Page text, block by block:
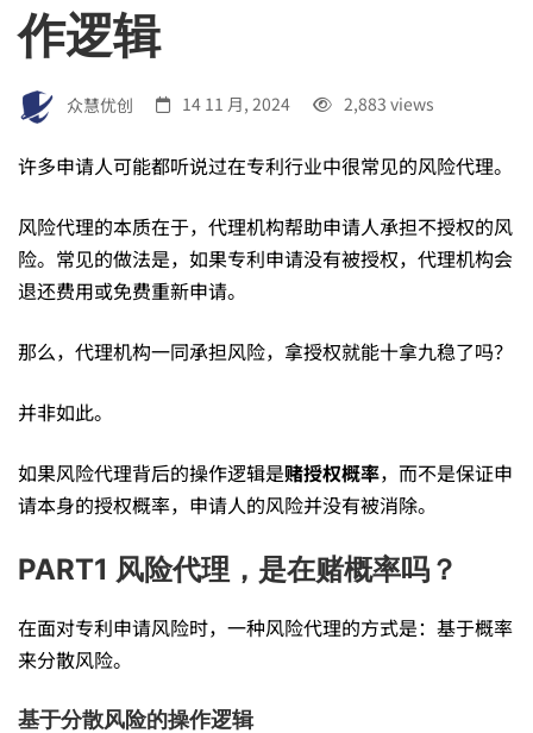
利
能
风
险
代
理，
授
权
就
作逻辑
众慧优创 14 11 月, 2024 2,883 views
许多申请人可能都听说过在专利行业中很常见的风险代理。
风险代理的本质在于，代理机构帮助申请人承担不授权的风
险。常见的做法是，如果专利申请没有被授权，代理机构会
退还费用或免费重新申请。
那么，代理机构一同承担风险，拿授权就能十拿九稳了吗？
并非如此。
如果风险代理背后的操作逻辑是赌授权概率，而不是保证申
请本身的授权概率，申请人的风险并没有被消除。
PART1 风险代理，是在赌概率吗？
在面对专利申请风险时，一种风险代理的方式是：基于概率
来分散风险。
基于分散风险的操作逻辑